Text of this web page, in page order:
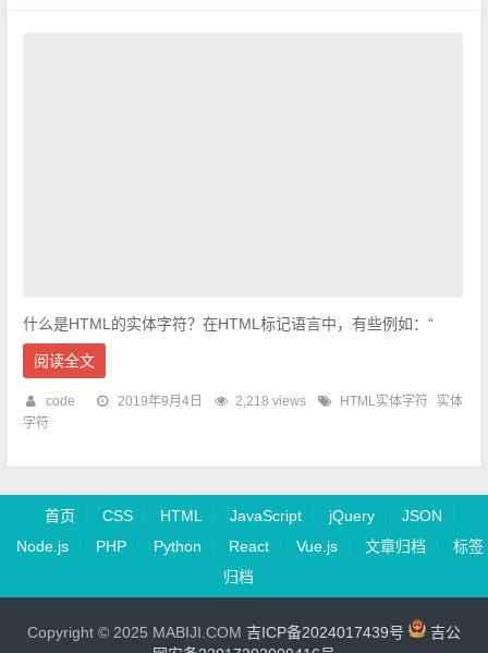
什么是HTML的实体字符？在HTML标记语言中，有些例如：“
阅读全文
code 2019年9月4日 2,218 views HTML实体字符
实体
字符
首页 CSS HTML JavaScript jQuery
JSON
Node.js
PHP Python React Vue.js 文章归档
标签
归档
Copyright © 2025 MABIJI.COM 吉ICP备2024017439号
吉公